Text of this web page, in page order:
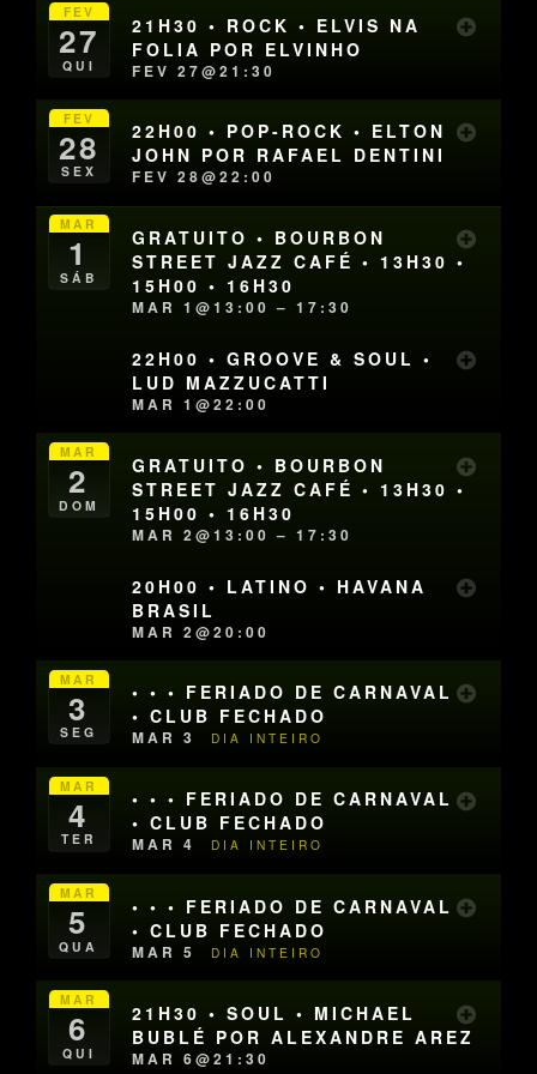
FEV
27
QUI
21H30 • ROCK • ELVIS NA
FOLIA POR ELVINHO
FEV 27@21:30
FEV
28
SEX
22H00 • POP-ROCK • ELTON
JOHN POR RAFAEL DENTINI
FEV 28@22:00
MAR
1
SÁB
GRATUITO • BOURBON
STREET JAZZ CAFÉ • 13H30 •
15H00 • 16H30
MAR 1@13:00 – 17:30
22H00 • GROOVE & SOUL •
LUD MAZZUCATTI
MAR 1@22:00
MAR
2
DOM
GRATUITO • BOURBON
STREET JAZZ CAFÉ • 13H30 •
15H00 • 16H30
MAR 2@13:00 – 17:30
20H00 • LATINO • HAVANA
BRASIL
MAR 2@20:00
MAR
3
SEG
• • • FERIADO DE CARNAVAL
• CLUB FECHADO
MAR 3 DIA INTEIRO
MAR
4
TER
• • • FERIADO DE CARNAVAL
• CLUB FECHADO
MAR 4 DIA INTEIRO
MAR
5
QUA
• • • FERIADO DE CARNAVAL
• CLUB FECHADO
MAR 5 DIA INTEIRO
MAR
6
QUI
21H30 • SOUL • MICHAEL
BUBLÉ POR ALEXANDRE AREZ
MAR 6@21:30